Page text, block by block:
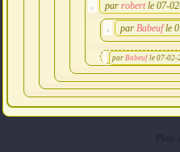
par robert le 07-
par Babeuf le
par Babeuf le 07-02-
Plan